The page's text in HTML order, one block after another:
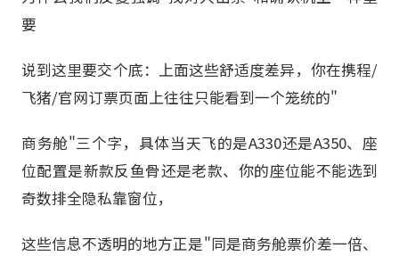
要
说到这里要交个底：上面这些舒适度差异，你在携程/
飞猪/官网订票页面上往往只能看到一个笼统的"
商务舱"三个字，具体当天飞的是A330还是A350、座
位配置是新款反鱼骨还是老款、你的座位能不能选到
奇数排全隐私靠窗位，
这些信息不透明的地方正是"同是商务舱票价差一倍、